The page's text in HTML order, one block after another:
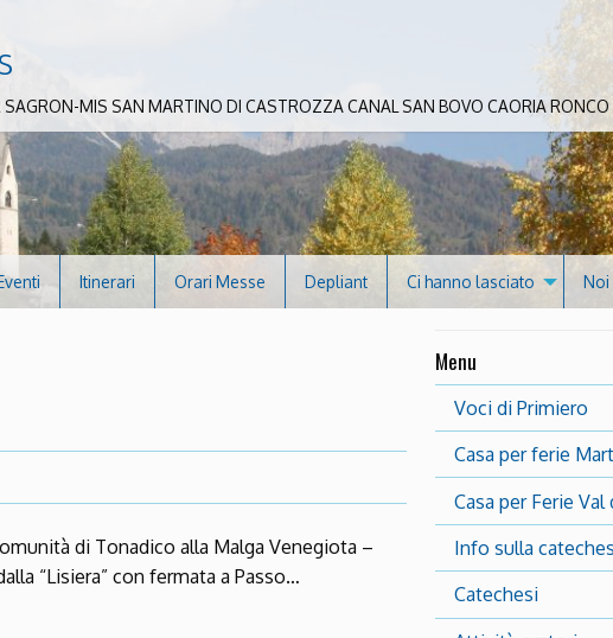
MIS SAN MARTINO DI CASTROZZA CANAL SAN BOVO CAORIA RONCO
Itinerari Orari Messe Depliant Ci hanno lasciato Noi
di Tonadico alla Malga Venegiota –
“Lisiera” con fermata a Passo…
Menu
Voci di Primiero
Casa per ferie
Casa per Ferie Val
Info sulla
Catechesi